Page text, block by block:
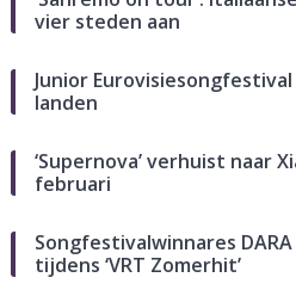
vier steden aan
Junior
landen
‘Supernova’ verhuist naar
februari
Songfestivalwinnares
tijdens ‘VRT Zomerhit’